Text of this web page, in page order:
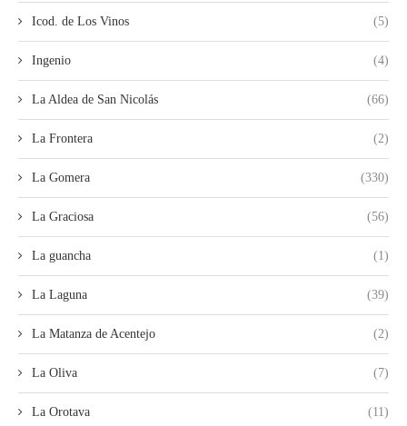
Icod. de Los Vinos (5)
Ingenio (4)
La Aldea de San Nicolás (66)
La Frontera (2)
La Gomera (330)
La Graciosa (56)
La guancha (1)
La Laguna (39)
La Matanza de Acentejo (2)
La Oliva (7)
La Orotava (11)